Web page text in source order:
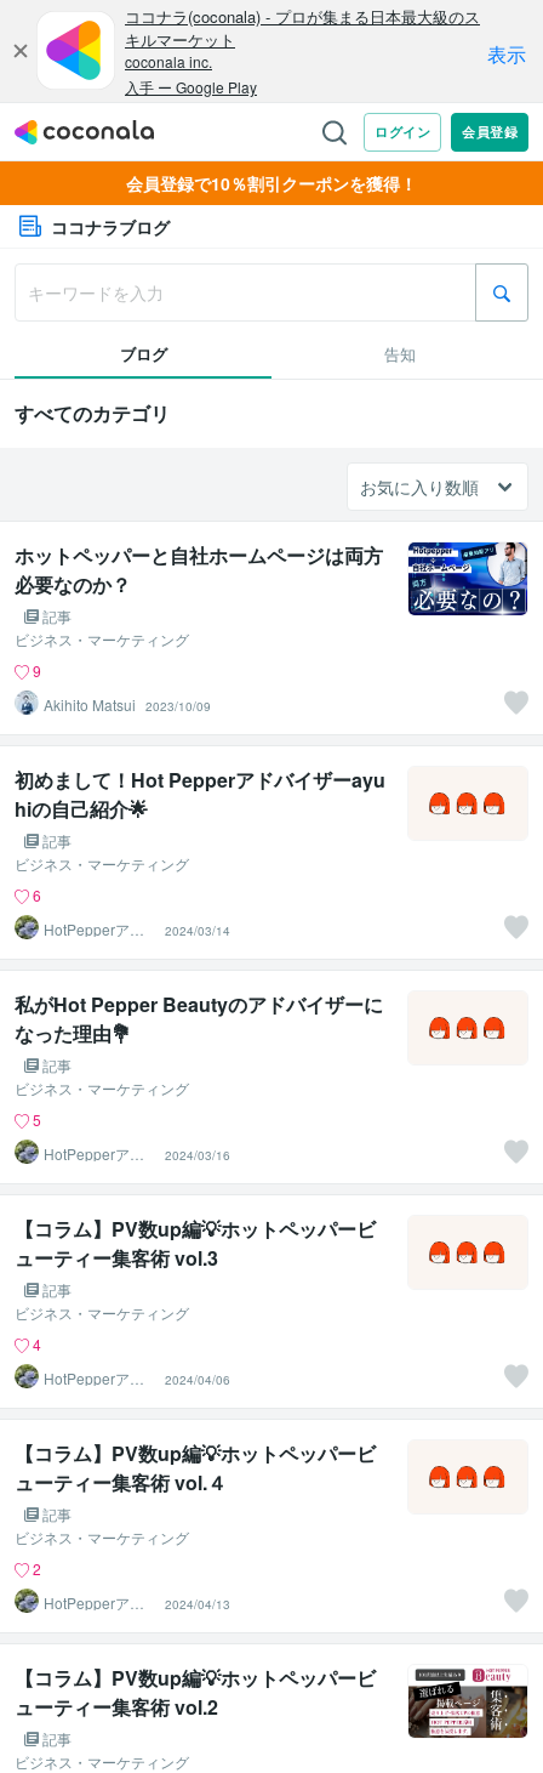
会員登録で10％割引クーポンを獲得！
ココナラブログ
ブログ 告知
すべてのカテゴリ
ホットペッパーと自社ホームページは両方
必要なのか？
記事
ビジネス・マーケティング
9
Akihito Matsui
2023/10/09
初めまして！Hot Pepperアドバイザーayu
hiの自己紹介🌟
記事
ビジネス・マーケティング
6
HotPepperアド
バイザーayu
2024/03/14
私がHot Pepper Beautyのアドバイザーに
なった理由💐
記事
ビジネス・マーケティング
5
HotPepperアド
バイザーayu
2024/03/16
【コラム】PV数up編💡ホットペッパービ
ューティー集客術 vol.3
記事
ビジネス・マーケティング
4
HotPepperアド
バイザーayu
2024/04/06
【コラム】PV数up編💡ホットペッパービ
ューティー集客術 vol.４
記事
ビジネス・マーケティング
2
HotPepperアド
バイザーayu
2024/04/13
【コラム】PV数up編💡ホットペッパービ
ューティー集客術 vol.2
記事
ビジネス・マーケティング